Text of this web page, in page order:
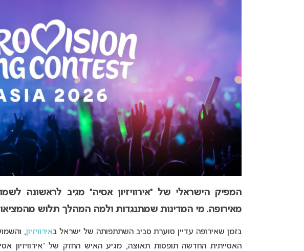
המפיק הישראלי של “אירוויזיון אסיה” מגיב לראשונה
מאירופה. מי המדינות שמתנגדות ולמה המהלך תלוש
בזמן שאירופה עדיין סוערת סביב השתתפותה של ישראל באירוויזיון,
האסייתית החדשה תופסות תאוצה, מגיע האיש החזק של “אירוויזיון